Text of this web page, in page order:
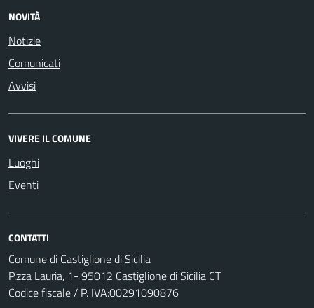
NOVITÀ
Notizie
Comunicati
Avvisi
VIVERE IL COMUNE
Luoghi
Eventi
CONTATTI
Comune di Castiglione di Sicilia
P.zza Lauria, 1- 95012 Castiglione di Sicilia CT
Codice fiscale / P. IVA:00291090876